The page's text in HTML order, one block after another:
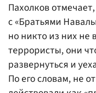
Пахолков
с «Братьями
но никто из них не
террористы, они
развернуться и
По его словам, не